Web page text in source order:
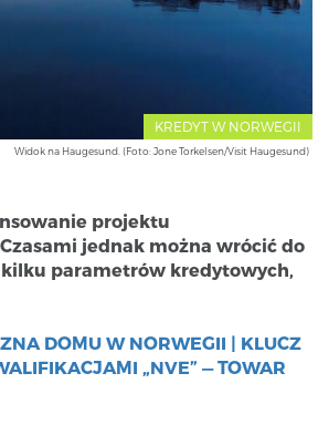
KREDYT W NORWEGII
Widok na Haugesund. (Foto: Jone Torkelsen/Visit Haugesund)
projektu
jednak można wrócić do
parametrów kredytowych,
DOMU W NORWEGII | KLUCZ
„NVE” — TOWAR